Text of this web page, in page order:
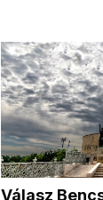
Válasz